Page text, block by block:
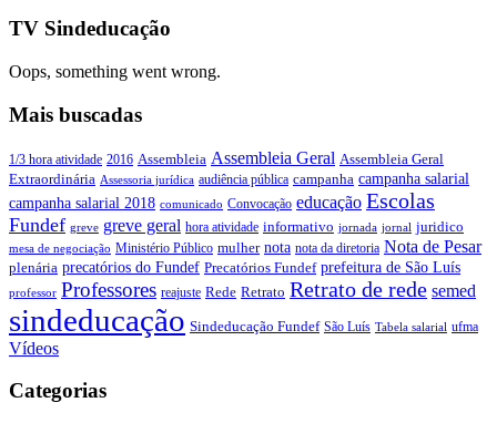
TV Sindeducação
Oops, something went wrong.
Mais buscadas
1/3 hora atividade 2016 Assembleia Assembleia Geral Assembleia Geral
Extraordinária Assessoria jurídica audiência pública campanha campanha salarial
campanha salarial 2018 comunicado Convocação educação Escolas
Fundef greve greve geral hora atividade informativo jornada jornal juridico
mesa de negociação Ministério Público mulher nota nota da diretoria Nota de Pesar
plenária precatórios do Fundef Precatórios Fundef prefeitura de São Luís
professor Professores reajuste Rede Retrato Retrato de rede semed
sindeducação Sindeducação Fundef São Luís Tabela salarial ufma
Vídeos
Categorias